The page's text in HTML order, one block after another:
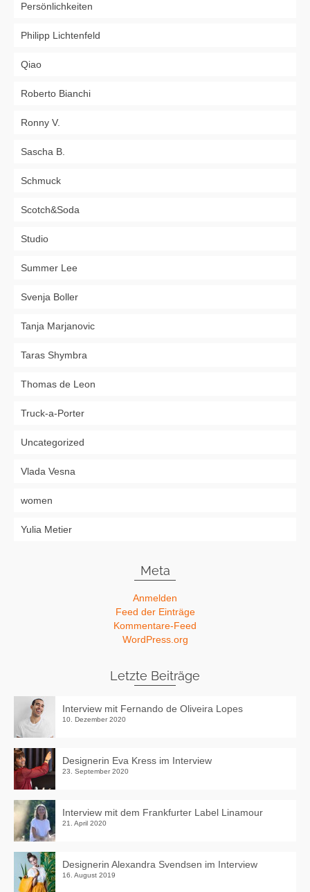
Persönlichkeiten
Philipp Lichtenfeld
Qiao
Roberto Bianchi
Ronny V.
Sascha B.
Schmuck
Scotch&Soda
Studio
Summer Lee
Svenja Boller
Tanja Marjanovic
Taras Shymbra
Thomas de Leon
Truck-a-Porter
Uncategorized
Vlada Vesna
women
Yulia Metier
Meta
Anmelden
Feed der Einträge
Kommentare-Feed
WordPress.org
Letzte Beiträge
Interview mit Fernando de Oliveira Lopes
10. Dezember 2020
Designerin Eva Kress im Interview
23. September 2020
Interview mit dem Frankfurter Label Linamour
21. April 2020
Designerin Alexandra Svendsen im Interview
16. August 2019